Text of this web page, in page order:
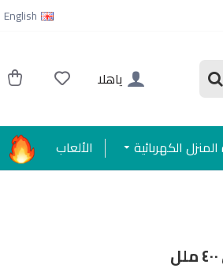
English
ياهلا
الكهربائية
الألعاب